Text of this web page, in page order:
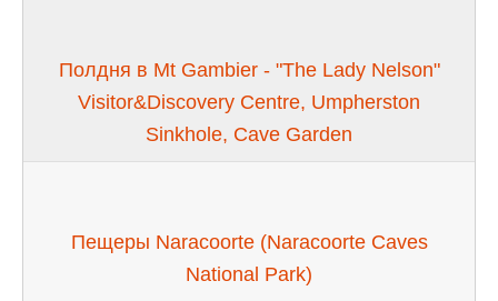
Полдня в Mt Gambier - "The Lady Nelson"
Visitor&Discovery Centre, Umpherston
Sinkhole, Cave Garden
Пещеры Naracoorte (Naracoorte Caves
National Park)